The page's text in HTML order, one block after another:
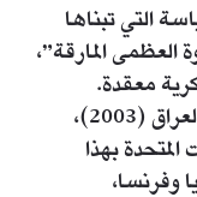
التي تبناها
العظمى المارقة”،
معقدة.
خصوصًا غزوات أفغانستان (2002) والعراق (2003)،
بهذا
وفرنسا،